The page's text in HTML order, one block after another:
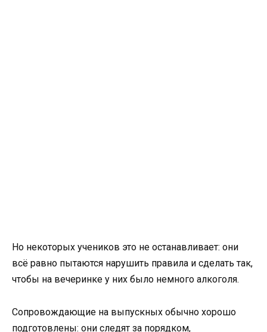
Но некоторых учеников это не останавливает: они
всё равно пытаются нарушить правила и сделать так,
чтобы на вечеринке у них было немного алкоголя.
Сопровождающие на выпускных обычно хорошо
подготовлены: они следят за порядком,